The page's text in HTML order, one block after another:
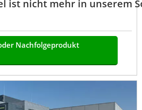
ist nicht mehr in unserem
Nachfolgeprodukt